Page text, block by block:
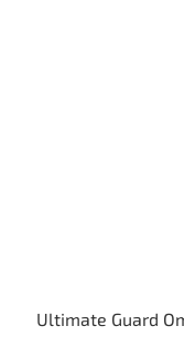
Ultimate Guard